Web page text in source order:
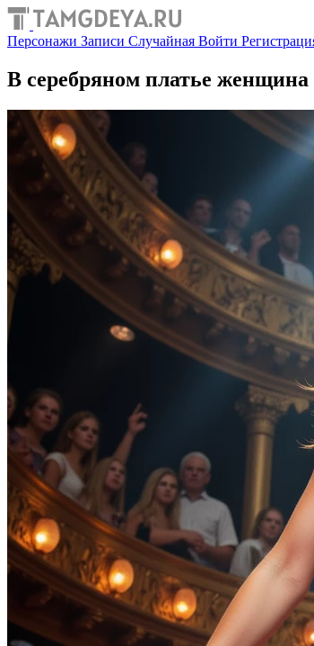
Персонажи Записи Случайная Войти
В серебряном платье женщина